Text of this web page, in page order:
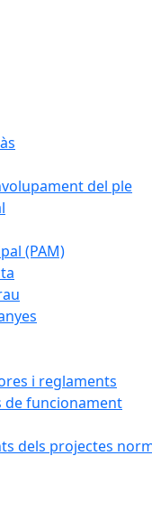
del ple
(PAM)
i reglaments
de funcionament
dels projectes